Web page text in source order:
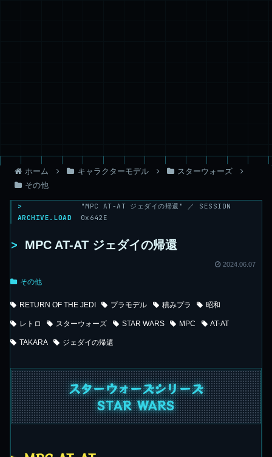
ホーム キャラクターモデル
スターウォーズ
その他
>
ARCHIVE.LOAD
"MPC AT-AT ジェダイの帰還" ／ SESSION
0x642E
> MPC AT-AT ジェダイの帰還
2024.06.07
その他
RETURN OF THE JEDI プラモデル 積みプラ 昭和
レトロ スターウォーズ STAR WARS MPC AT-AT
TAKARA ジェダイの帰還
スターウォーズシリーズ
STAR WARS